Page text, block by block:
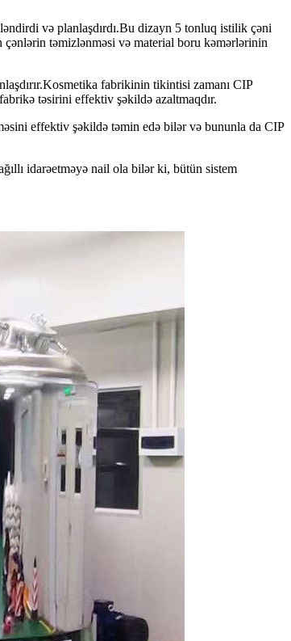
və planlaşdırdı.Bu dizayn 5 tonluq istilik çəni
təmizlənməsi və material boru kəmərlərinin
fabrikinin tikintisi zamanı CIP
təsirini effektiv şəkildə azaltmaqdır.
effektiv şəkildə təmin edə bilər və bununla da CIP
idarəetməyə nail ola bilər ki, bütün sistem